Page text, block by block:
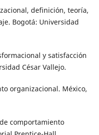
definición, teoría,
Bogotá: Universidad
y satisfacción
César Vallejo.
organizacional. México,
comportamiento